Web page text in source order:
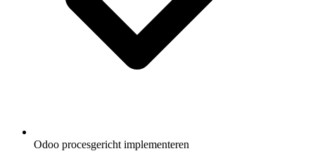
Odoo procesgericht implementeren